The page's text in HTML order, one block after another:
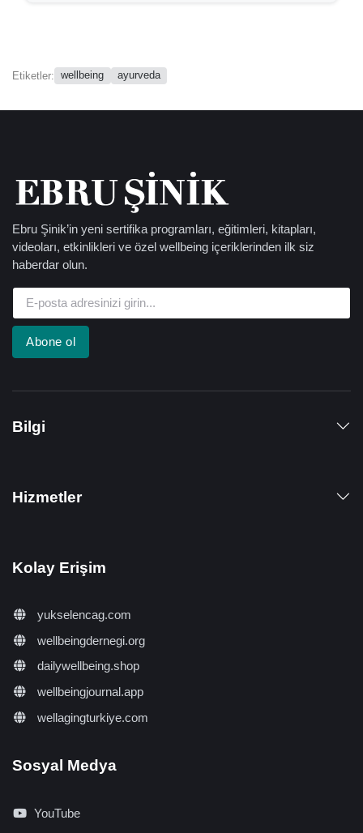
Etiketler: wellbeing ayurveda
Ebru Şinik’in yeni sertifika programları, eğitimleri, kitapları,
videoları, etkinlikleri ve özel wellbeing içeriklerinden ilk siz
haberdar olun.
Abone ol
Bilgi
Hizmetler
Kolay Erişim
yukselencag.com
wellbeingdernegi.org
dailywellbeing.shop
wellbeingjournal.app
wellagingturkiye.com
Sosyal Medya
YouTube